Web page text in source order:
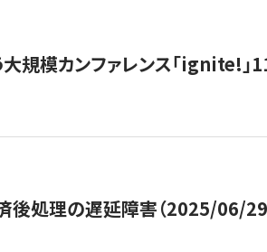
規模カンファレンス「ignite!」
済後処理の遅延障害（2025/06/29